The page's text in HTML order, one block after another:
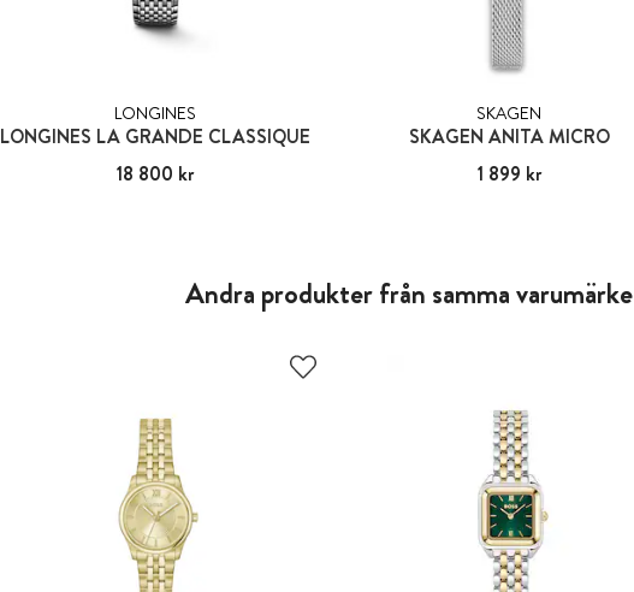
LONGINES
LONGINES LA GRANDE CLASSIQUE
Pris: 18 800 kr
18 800 kr
SKAGEN
SKAGEN ANITA MICRO
Pris :1 899 kr
1 899 kr
Andra produkter från samma varumärke